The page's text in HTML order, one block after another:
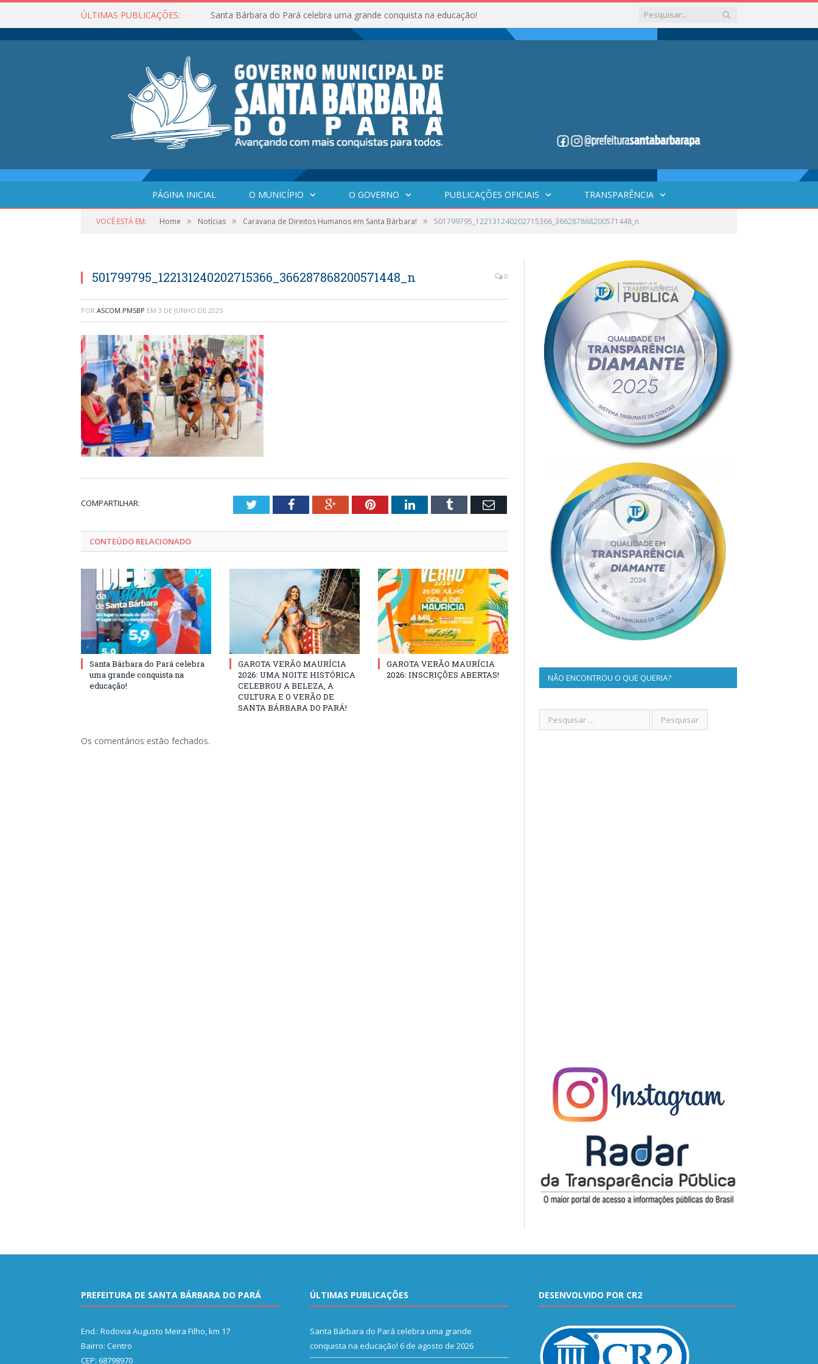
ÚLTIMAS PUBLICAÇÕES: Santa Bárbara do Pará celebra uma grande conquista na educação!
PÁGINA INICIAL O MUNICÍPIO O GOVERNO PUBLICAÇÕES OFICIAIS TRANSPARÊNCIA
VOCÊ ESTÁ EM: Home » Notícias » Caravana de Direitos Humanos em Santa Bárbara! » 501799795_122131240202715366_366287868200571448_n
501799795_122131240202715366_366287868200571448_n 0
POR ASCOM.PMSBP EM 3 DE JUNHO DE 2025
COMPARTILHAR: TwitterFacebookGoogle+PinterestLinkedInTumblr Email
CONTEÚDO RELACIONADO
Santa Bárbara do Pará celebra
uma grande conquista na
educação!
GAROTA VERÃO MAURÍCIA
2026: UMA NOITE HISTÓRICA
CELEBROU A BELEZA, A
CULTURA E O VERÃO DE
SANTA BÁRBARA DO PARÁ!
GAROTA VERÃO MAURÍCIA
2026: INSCRIÇÕES ABERTAS!
Os comentários estão fechados.
NÃO ENCONTROU O QUE QUERIA?
PREFEITURA DE SANTA BÁRBARA DO PARÁ
End.: Rodovia Augusto Meira Filho, km 17
Bairro: Centro
CEP: 68798970
ÚLTIMAS PUBLICAÇÕES
Santa Bárbara do Pará celebra uma grande
conquista na educação! 6 de agosto de 2026
DESENVOLVIDO POR CR2